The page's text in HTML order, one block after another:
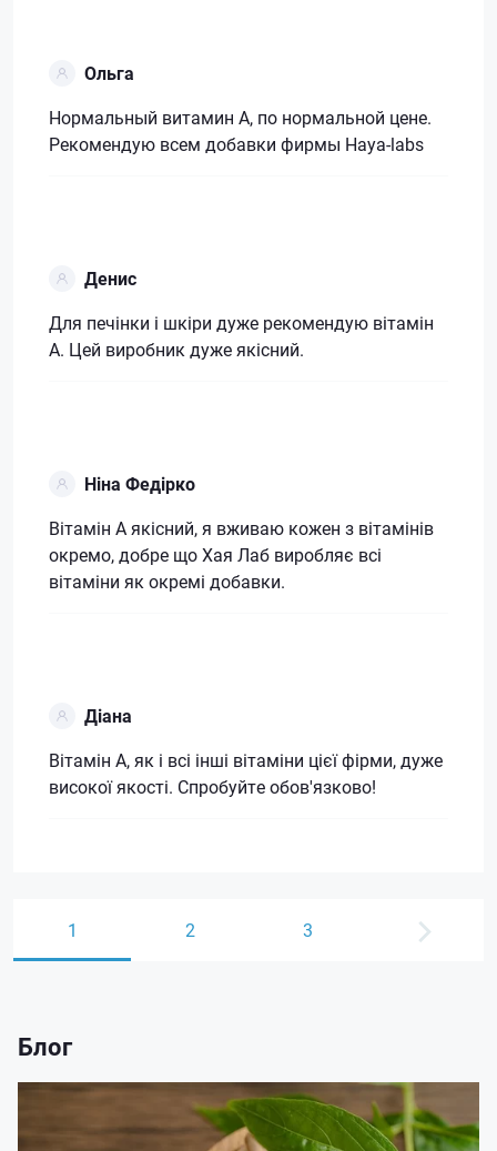
Ольга
Нормальный витамин А, по нормальной цене.
Рекомендую всем добавки фирмы Haya-labs
Денис
Для печінки і шкіри дуже рекомендую вітамін
А. Цей виробник дуже якісний.
Ніна Федірко
Вітамін А якісний, я вживаю кожен з вітамінів
окремо, добре що Хая Лаб виробляє всі
вітаміни як окремі добавки.
Діана
Вітамін А, як і всі інші вітаміни цієї фірми, дуже
високої якості. Спробуйте обов'язково!
1 2 3
Блог